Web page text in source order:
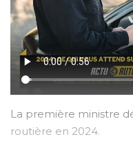
La première ministre
routière en 2024.